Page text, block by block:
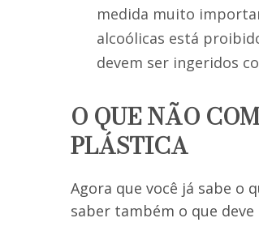
medida muito
alcoólicas está
devem ser ingeridos
O QUE NÃO
PLÁSTICA
Agora que você já sabe o
saber também o que deve